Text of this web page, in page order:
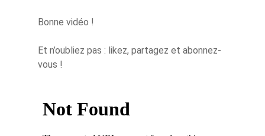
Bonne vidéo !
Et n’oubliez pas : likez, partagez et abonnez-
vous !